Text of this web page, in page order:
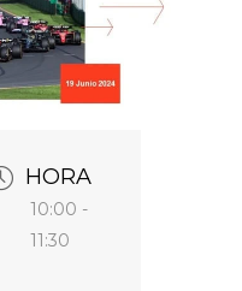
HORA
10:00 -
11:30